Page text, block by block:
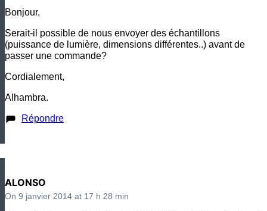
Bonjour,
Serait-il possible de nous envoyer des échantillons
(puissance de lumière, dimensions différentes..) avant de
passer une commande?
Cordialement,
Alhambra.
Répondre
ALONSO
On 9 janvier 2014 at 17 h 28 min